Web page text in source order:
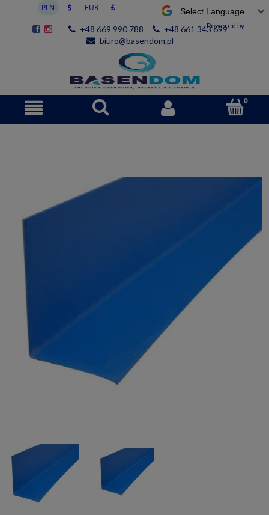
Powered by
+48 669 990 788
+48 661 343 699
biuro@basendom.pl